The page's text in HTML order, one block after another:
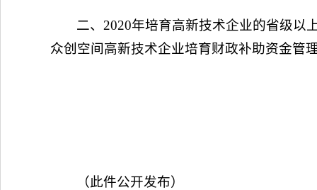
二、2020年培育高新技术企业的省级以
众创空间高新技术企业培育财政补助资金管
（此件公开发布）